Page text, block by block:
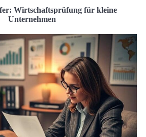
Wirtschaftsprüfung für kleine
Unternehmen